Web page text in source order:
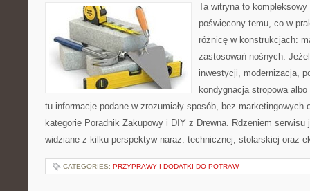
Ta witryna to
poświęcony temu, co w
różnicę w konstrukcjach:
zastosowań nośnych.
inwestycji, modernizacja,
kondygnacja stropowa
tu informacje podane w zrozumiały sposób, bez marketingowych
kategorie Poradnik Zakupowy i DIY z Drewna. Rdzeniem serwisu
widziane z kilku perspektyw naraz: technicznej, stolarskiej oraz
CATEGORIES: PRZYPRAWY I DODATKI DO POTRAW